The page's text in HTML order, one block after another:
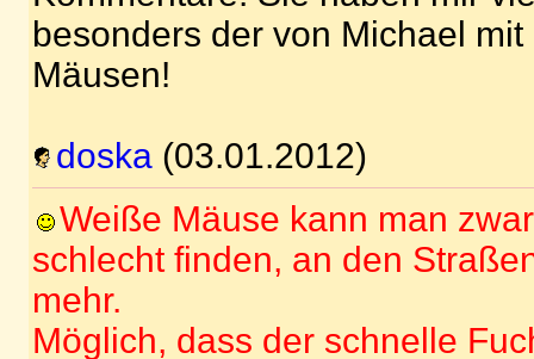
besonders der von Michael
Mäusen!
doska (03.01.2012)
Weiße Mäuse kann man
schlecht finden, an den
mehr.
Möglich, dass der schnelle